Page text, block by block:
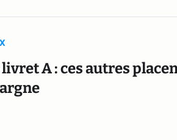
livret A : ces autres